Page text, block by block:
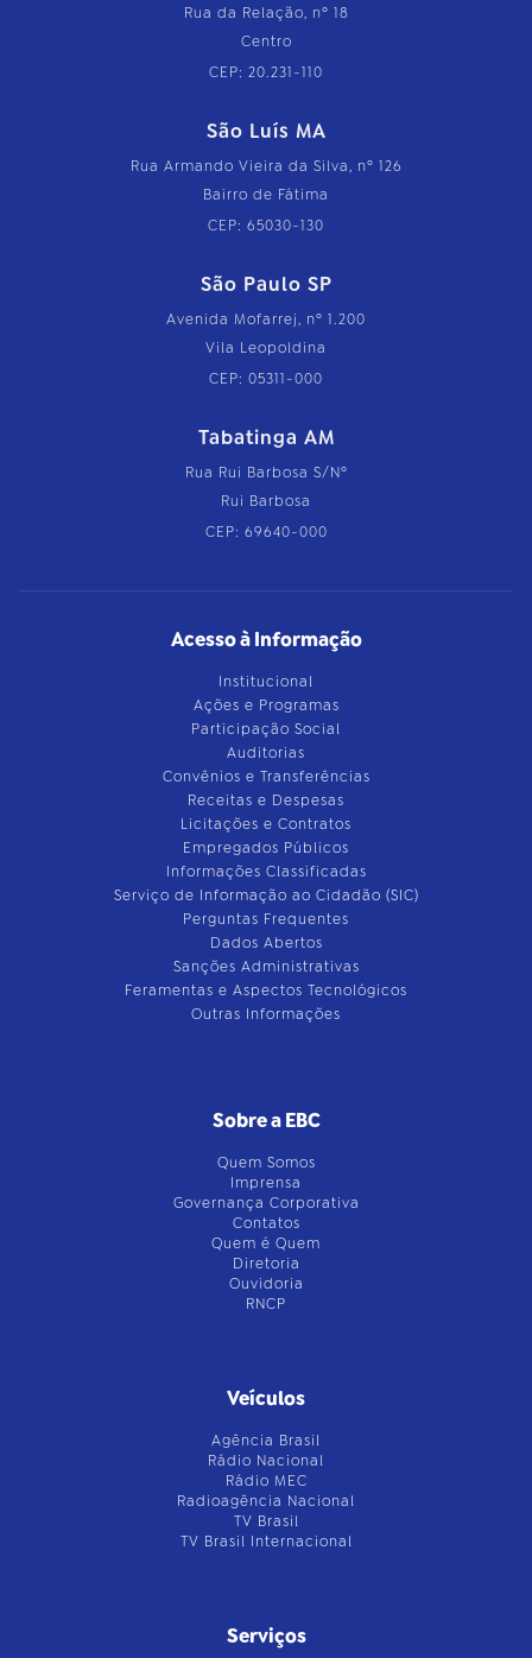
Rua da Relação, nº 18
Centro
CEP: 20.231-110
São Luís MA
Rua Armando Vieira da Silva, nº 126
Bairro de Fátima
CEP: 65030-130
São Paulo SP
Avenida Mofarrej, nº 1.200
Vila Leopoldina
CEP: 05311-000
Tabatinga AM
Rua Rui Barbosa S/Nº
Rui Barbosa
CEP: 69640-000
Acesso à Informação
Institucional
Ações e Programas
Participação Social
Auditorias
Convênios e Transferências
Receitas e Despesas
Licitações e Contratos
Empregados Públicos
Informações Classificadas
Serviço de Informação ao Cidadão (SIC)
Perguntas Frequentes
Dados Abertos
Sanções Administrativas
Feramentas e Aspectos Tecnológicos
Outras Informações
Sobre a EBC
Quem Somos
Imprensa
Governança Corporativa
Contatos
Quem é Quem
Diretoria
Ouvidoria
RNCP
Veículos
Agência Brasil
Rádio Nacional
Rádio MEC
Radioagência Nacional
TV Brasil
TV Brasil Internacional
Serviços